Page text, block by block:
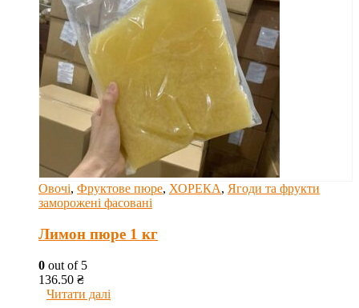
Овочі, Фруктове пюре, ХОРЕКА, Ягоди та фрукти
заморожені фасовані
Лимон пюре 1 кг
0 out of 5
136.50 ₴
Читати далі